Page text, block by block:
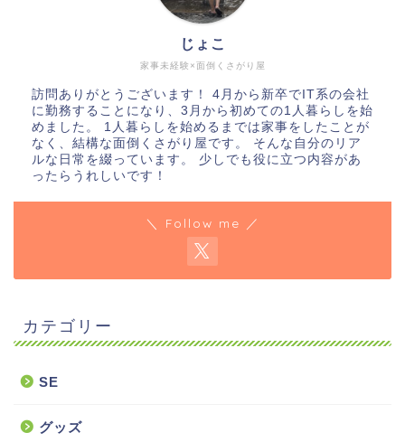
家事未経験×面倒くさがり屋
じょこ
訪問ありがとうございます！ 4月から新卒でIT系の会社
に勤務することになり、3月から初めての1人暮らしを始
めました。 1人暮らしを始めるまでは家事をしたことが
なく、結構な面倒くさがり屋です。 そんな自分のリア
ルな日常を綴っています。 少しでも役に立つ内容があ
ったらうれしいです！
＼ Follow me ／
カテゴリー
SE
グッズ